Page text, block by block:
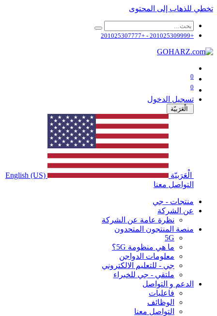
تخطي للذهاب إلى المحتوى
+201025309999 - +201025307777
0
0
تسجيل الدخول
الْعَرَبيّة
الْعَرَبيّة
English (US)
التواصل معنا
منتجات - جي
عن الشركة
نظرة عامة عن الشركة
منصة المنتجون المتحدون
5G
ما هي منظومة 5G؟
معلومات الدواجن
جي - للتعليم الالكتروني
ملتقي - جي للخبراء
الدعم و التواصل
فاعليات
الوظائف
التواصل معنا